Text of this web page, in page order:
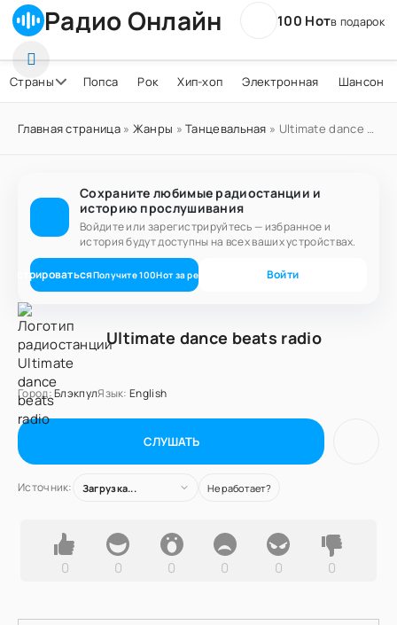
Радио Онлайн 100 Нотв подарок
Страны Попса Рок Хип-хоп Электронная Шансон
Главная страница» Жанры »Танцевальная » Ultimate dance beats radio
Сохраните любимые радиостанции и
историю прослушивания
Войдите или зарегистрируйтесь — избранное и
история будут доступны на всех ваших устройствах.
Получите100Нот за регистрацию Войти
Ultimate dance beats radio
Город:БлэкпулЯзык: English
СЛУШАТЬ
Источник: Загрузка... Не работает?
0 0 0 0 0 0